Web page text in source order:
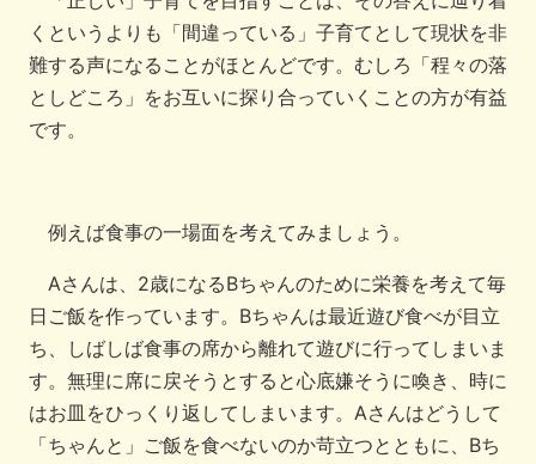
くというよりも「間違っている」子育てとして現状を非
難する声になることがほとんどです。むしろ「程々の落
としどころ」をお互いに探り合っていくことの方が有益
です。
例えば食事の一場面を考えてみましょう。
Aさんは、2歳になるBちゃんのために栄養を考えて毎
日ご飯を作っています。Bちゃんは最近遊び食べが目立
ち、しばしば食事の席から離れて遊びに行ってしまいま
す。無理に席に戻そうとすると心底嫌そうに喚き、時に
はお皿をひっくり返してしまいます。Aさんはどうして
「ちゃんと」ご飯を食べないのか苛立つとともに、Bち